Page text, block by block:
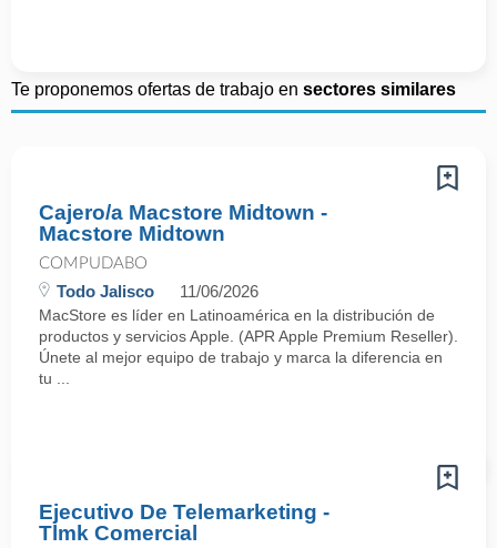
Te proponemos ofertas de trabajo en sectores similares
Cajero/a Macstore Midtown -
Macstore Midtown
COMPUDABO
Todo Jalisco 11/06/2026
MacStore es líder en Latinoamérica en la distribución de
productos y servicios Apple. (APR Apple Premium Reseller).
Únete al mejor equipo de trabajo y marca la diferencia en
tu ...
Ejecutivo De Telemarketing -
Tlmk Comercial